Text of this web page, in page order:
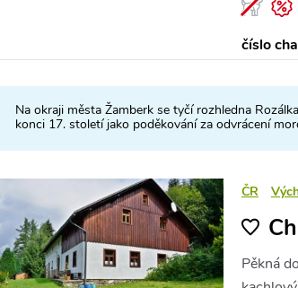
číslo
Na okraji města Žamberk se tyčí rozhledna
konci 17. století jako poděkování za odvrácení
ČR
Pěkná